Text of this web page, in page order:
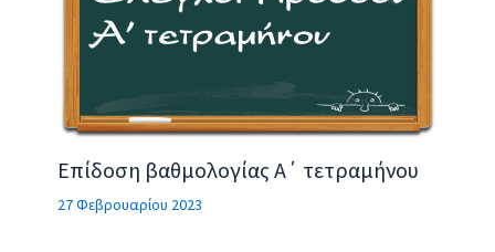
Επίδοση βαθμολογίας Α΄ τετραμήνου
27 Φεβρουαρίου 2023